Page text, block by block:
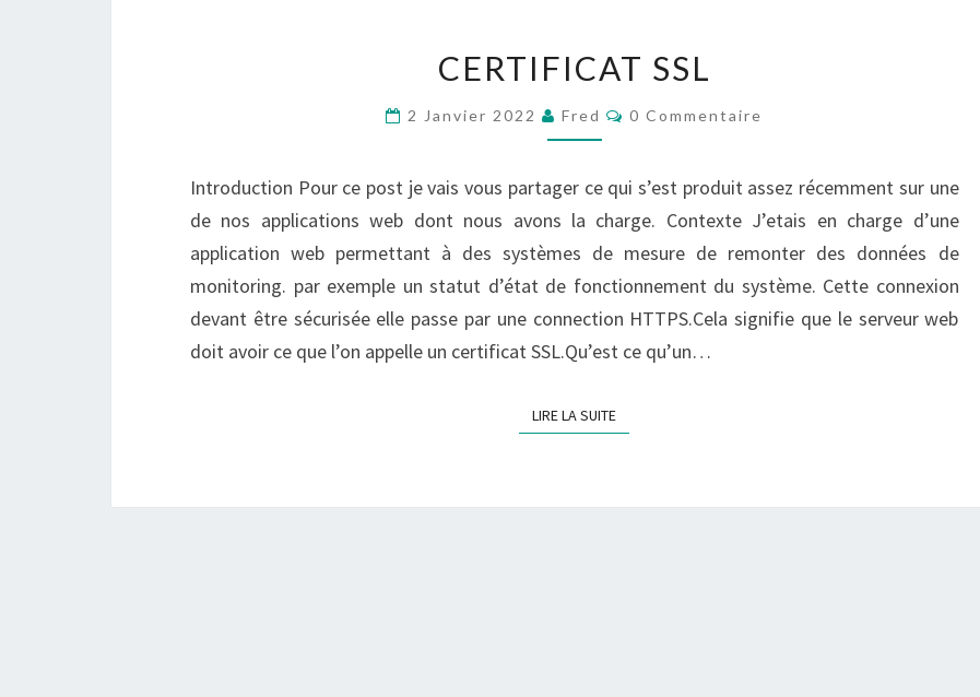
SSL
CERTIFICAT SSL
2 Janvier 2022 Fred Commentaires
0 Commentaire
Introduction Pour ce post je vais vous partager ce qui s’est produit assez récemment sur une
de nos applications web dont nous avons la charge. Contexte J’etais en charge d’une
application web permettant à des systèmes de mesure de remonter des données de
monitoring. par exemple un statut d’état de fonctionnement du système. Cette connexion
devant être sécurisée elle passe par une connection HTTPS.Cela signifie que le serveur web
doit avoir ce que l’on appelle un certificat SSL.Qu’est ce qu’un…
LIRE LA SUITELIRE LA SUITE